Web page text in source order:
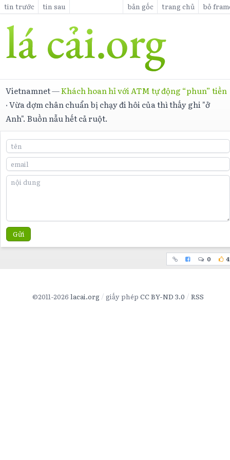
tin trước tin sau bản gốc trang chủ bỏ
Vietnamnet—Khách hoan hỉ với ATM tự động “phun” tiền
·Vừa dợm chân chuẩn bị chạy đi hôi của thì thấy ghi "ở
Anh". Buồn nẫu hết cả ruột.
Gửi
0
©2011-2026 lacai.org giấy phép CC BY-ND 3.0 RSS